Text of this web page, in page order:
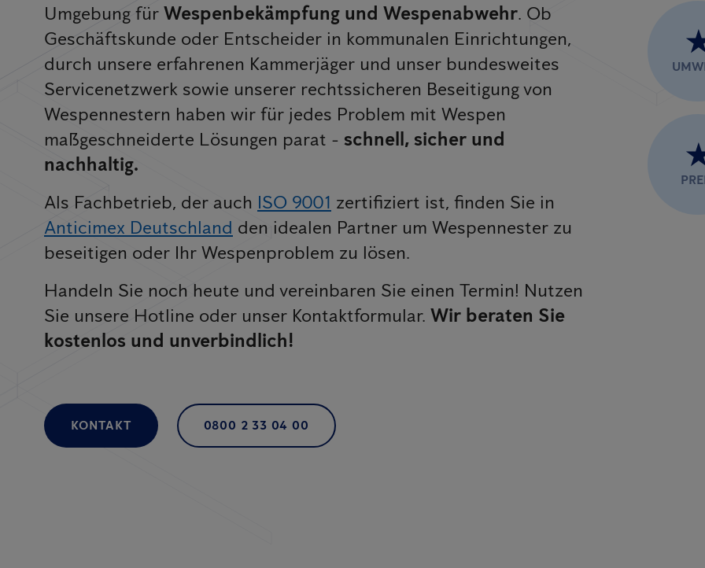
Umgebung für Wespenbekämpfung und Wespenabwehr. Ob
Geschäftskunde oder Entscheider in kommunalen Einrichtungen,
durch unsere erfahrenen Kammerjäger und unser bundesweites
Servicenetzwerk sowie unserer rechtssicheren Beseitigung von
Wespennestern haben wir für jedes Problem mit Wespen
maßgeschneiderte Lösungen parat - schnell, sicher und
nachhaltig.
Als Fachbetrieb, der auch ISO 9001 zertifiziert ist, finden Sie in
Anticimex Deutschland den idealen Partner um Wespennester zu
beseitigen oder Ihr Wespenproblem zu lösen.
Handeln Sie noch heute und vereinbaren Sie einen Termin! Nutzen
Sie unsere Hotline oder unser Kontaktformular. Wir beraten Sie
kostenlos und unverbindlich!
KONTAKT 0800 2 33 04 00